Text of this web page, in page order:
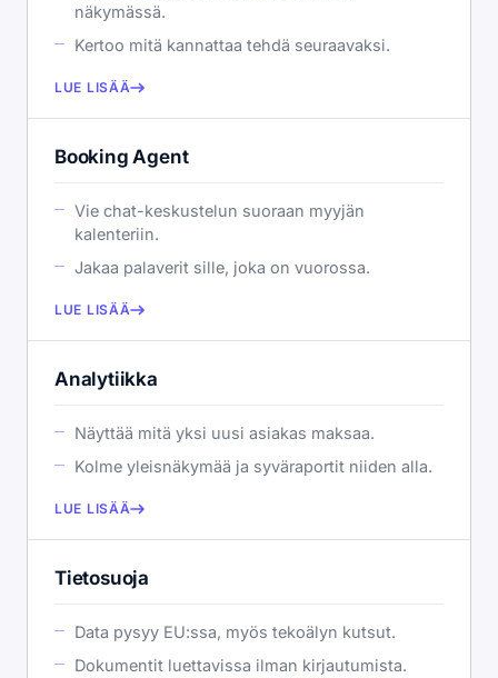
näkymässä.
Kertoo mitä kannattaa tehdä seuraavaksi.
LUE LISÄÄ
Booking Agent
Vie chat-keskustelun suoraan myyjän
kalenteriin.
Jakaa palaverit sille, joka on vuorossa.
LUE LISÄÄ
Analytiikka
Näyttää mitä yksi uusi asiakas maksaa.
Kolme yleisnäkymää ja syväraportit niiden alla.
LUE LISÄÄ
Tietosuoja
Data pysyy EU:ssa, myös tekoälyn kutsut.
Dokumentit luettavissa ilman kirjautumista.